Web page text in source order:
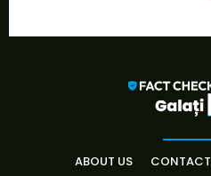
ABOUT US CONTACT